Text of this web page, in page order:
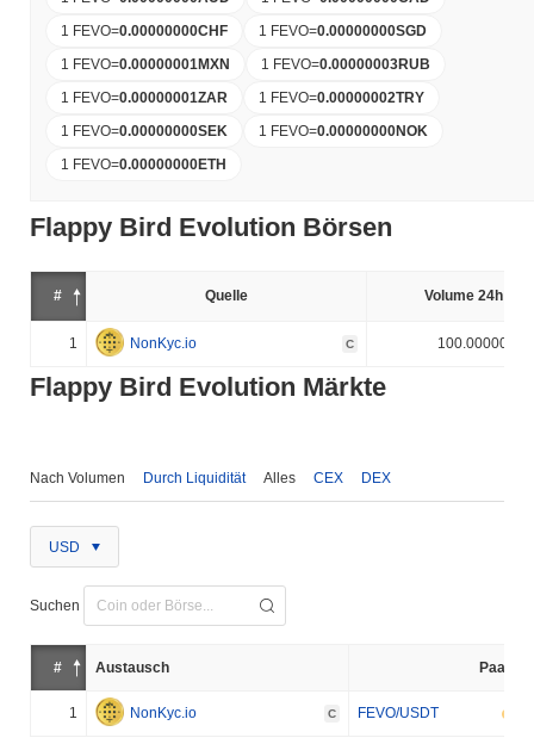
1 FEVO=0.00000000CHF 1 FEVO=0.00000000SGD
1 FEVO=0.00000001MXN 1 FEVO=0.00000003RUB
1 FEVO=0.00000001ZAR 1 FEVO=0.00000002TRY
1 FEVO=0.00000000SEK 1 FEVO=0.00000000NOK
1 FEVO=0.00000000ETH
Flappy Bird Evolution Börsen
# Quelle Volume 24h (%)
1 NonKyc.io C 100.000000%
Flappy Bird Evolution Märkte
Nach Volumen Durch Liquidität Alles CEX DEX
USD
Suchen
# Austausch Paar
1 NonKyc.io C FEVO/USDT